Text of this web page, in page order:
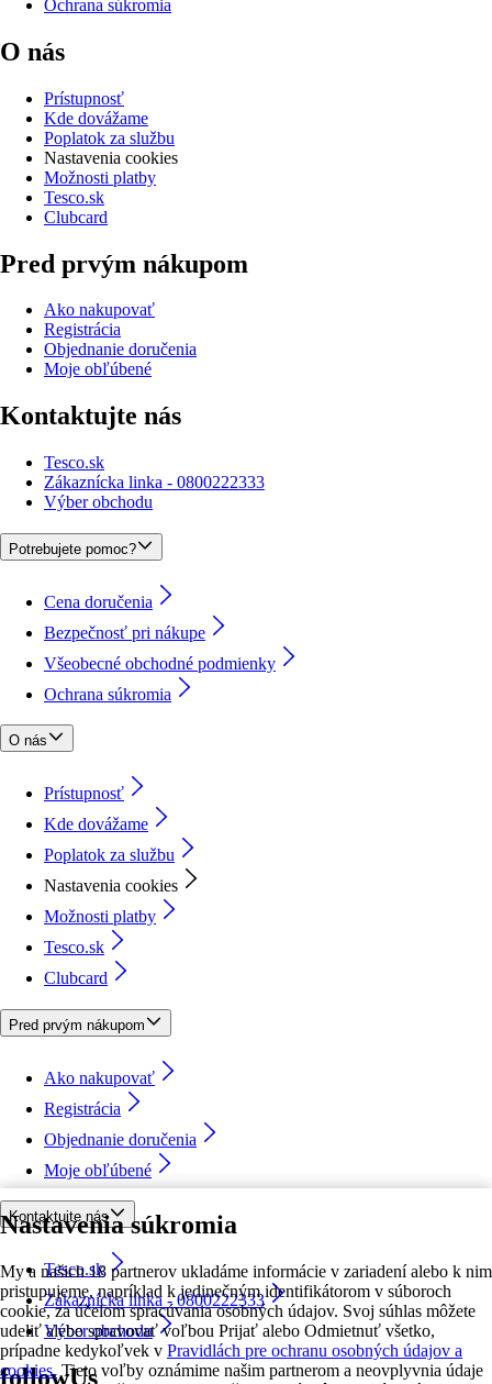
Nastavenia súkromia
My a našich 18 partnerov ukladáme informácie v zariadení alebo k nim
pristupujeme, napríklad k jedinečným identifikátorom v súboroch
cookie, za účelom spracúvania osobných údajov. Svoj súhlas môžete
udeliť alebo spravovať voľbou Prijať alebo Odmietnuť všetko,
prípadne kedykoľvek v Pravidlách pre ochranu osobných údajov a
cookies. Tieto voľby oznámime našim partnerom a neovplyvnia údaje
Ochrana súkromia
O nás
Prístupnosť
Kde dovážame
Poplatok za službu
Nastavenia cookies
Možnosti platby
Tesco.sk
Clubcard
Pred prvým nákupom
Ako nakupovať
Registrácia
Objednanie doručenia
Moje obľúbené
Kontaktujte nás
Tesco.sk
Zákaznícka linka - 0800222333
Výber obchodu
Potrebujete pomoc?
Cena doručenia
Bezpečnosť pri nákupe
Všeobecné obchodné podmienky
Ochrana súkromia
O nás
Prístupnosť
Kde dovážame
Poplatok za službu
Nastavenia cookies
Možnosti platby
Tesco.sk
Clubcard
Pred prvým nákupom
Ako nakupovať
Registrácia
Objednanie doručenia
Moje obľúbené
Kontaktujte nás
Tesco.sk
Zákaznícka linka - 0800222333
Výber obchodu
followUs